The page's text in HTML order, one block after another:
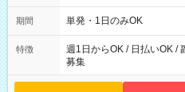
～21：00
期間 単発・1日のみOK
特徴
週1日からOK / 日払いOK /
募集